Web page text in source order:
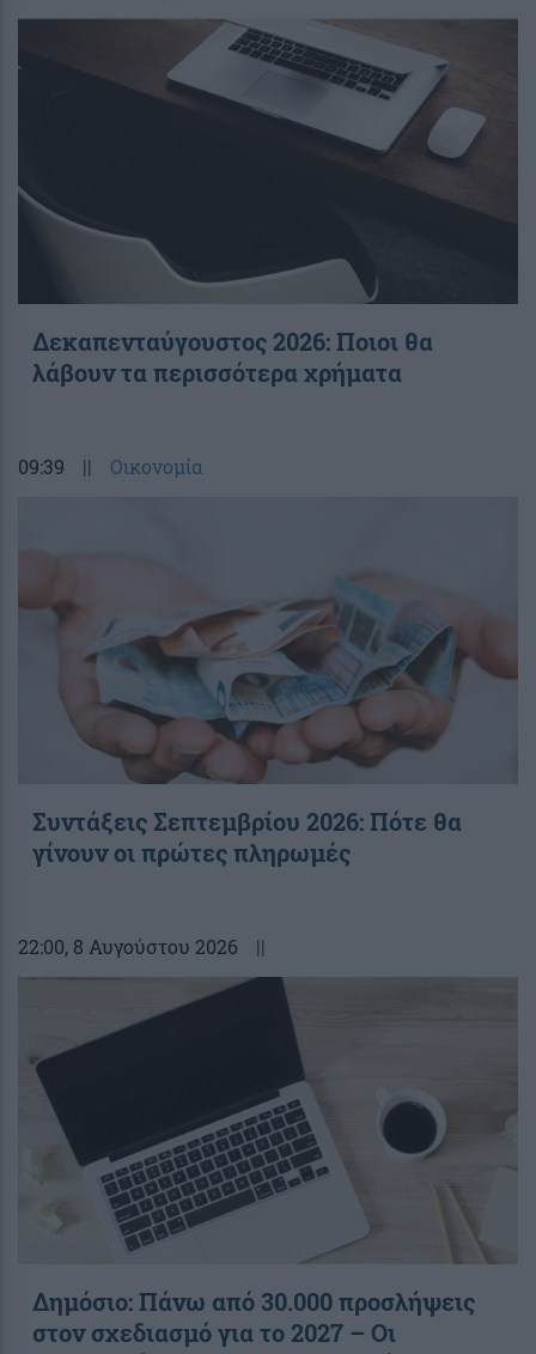
Δεκαπενταύγουστος 2026: Ποιοι θα
λάβουν τα περισσότερα χρήματα
09:39 || Οικονομία
Συντάξεις Σεπτεμβρίου 2026: Πότε θα
γίνουν οι πρώτες πληρωμές
22:00, 8 Αυγούστου 2026 ||
Δημόσιο: Πάνω από 30.000 προσλήψεις
στον σχεδιασμό για το 2027 – Οι